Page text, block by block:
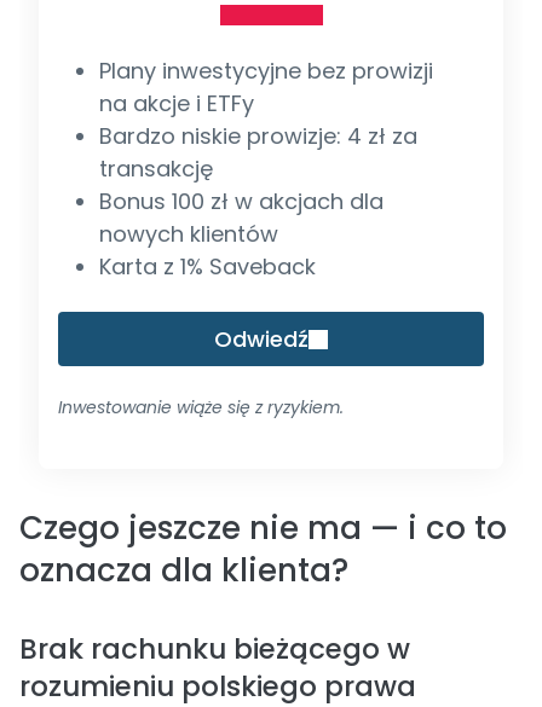
Plany inwestycyjne bez prowizji
na akcje i ETFy
Bardzo niskie prowizje: 4 zł za
transakcję
Bonus 100 zł w akcjach dla
nowych klientów
Karta z 1% Saveback
Odwiedź
Inwestowanie wiąże się z ryzykiem.
Czego jeszcze nie ma — i co to
oznacza dla klienta?
Brak rachunku bieżącego w
rozumieniu polskiego prawa